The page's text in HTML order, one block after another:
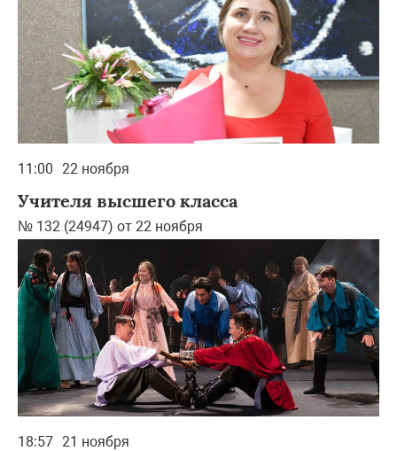
11:00 22 ноября
Учителя высшего класса
№ 132 (24947) от 22 ноября
18:57 21 ноября